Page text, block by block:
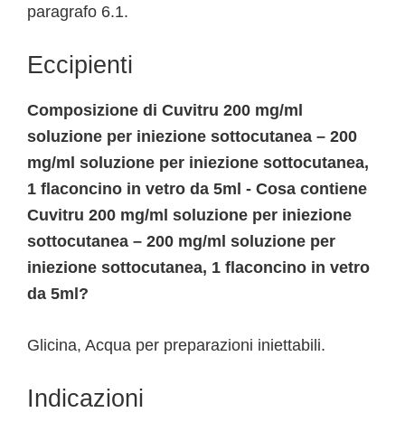
paragrafo 6.1.
Eccipienti
Composizione di Cuvitru 200 mg/ml
soluzione per iniezione sottocutanea – 200
mg/ml soluzione per iniezione sottocutanea,
1 flaconcino in vetro da 5ml - Cosa contiene
Cuvitru 200 mg/ml soluzione per iniezione
sottocutanea – 200 mg/ml soluzione per
iniezione sottocutanea, 1 flaconcino in vetro
da 5ml?
Glicina, Acqua per preparazioni iniettabili.
Indicazioni